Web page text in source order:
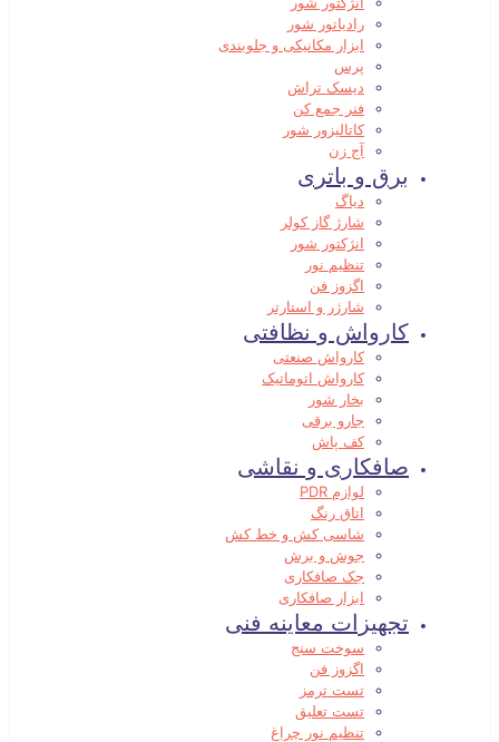
رادیاتور شور
ابزار مکانیکی و جلوبندی
پرس
دیسک تراش
فنر جمع کن
کاتالیزور شور
آج زن
برق و باتری
دیاگ
شارژ گاز کولر
انژکتور شور
تنظیم نور
اگزوز فن
شارژر و استارتر
کارواش و نظافتی
کارواش صنعتی
کارواش اتوماتیک
بخار شور
جارو برقی
کف پاش
صافکاری و نقاشی
لوازم PDR
اتاق رنگ
شاسی کش و خط کش
جوش و برش
جک صافکاری
ابزار صافکاری
تجهیزات معاینه فنی
سوخت سنج
اگزوز فن
تست ترمز
تست تعلیق
تنظیم نور چراغ